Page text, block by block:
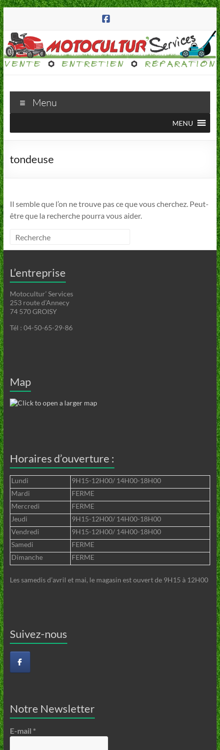
Aller
au
contenu
Motocultur'Services
223
Groisy
Menu
MENU
tondeuse
Il semble que l’on ne trouve pas ce que vous cherchez. Peut-
être que la recherche pourra vous aider.
L’entreprise
Motocultur’ Services
253 route d’Annecy
74 570 GROISY
Tél : 04-50-65-29-86
Map
Horaires d’ouverture :
Lundi
9H15-12H00/ 14H00-18H00
Mardi
FERME
Mercredi
FERME
Jeudi
9H15-12H00/ 14H00-18H00
Vendredi
9H15-12H00/ 14H00-18H00
Samedi
FERME
Dimanche
FERME
Les samedis d’avril et mai, le magasin est ouvert de 9H15 à 12H00
Suivez-nous
Notre Newsletter
E-mail *